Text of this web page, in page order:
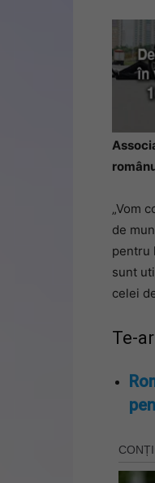
„Vom
de
pentru
sunt
celei
Te-